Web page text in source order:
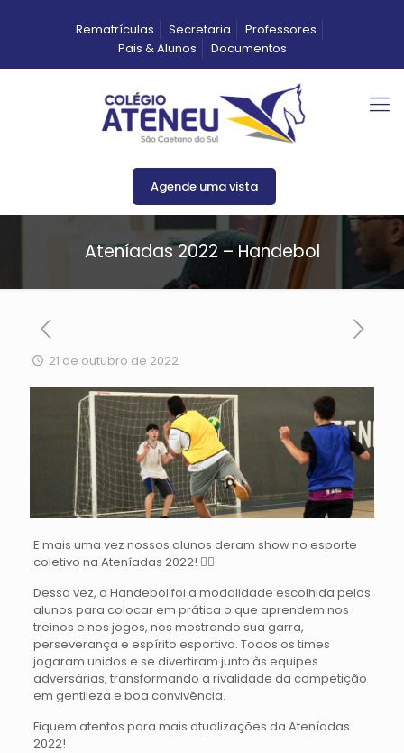
Rematrículas Secretaria
Professores
Pais & Alunos
Documentos
Agende uma vista
Ateníadas 2022 – Handebol
21 de outubro de 2022
E mais uma vez nossos alunos deram show no esporte
coletivo na Ateníadas 2022! 🤾‍♂️
Dessa vez, o Handebol foi a modalidade escolhida pelos
alunos para colocar em prática o que aprendem nos
treinos e nos jogos, nos mostrando sua garra,
perseverança e espírito esportivo. Todos os times
jogaram unidos e se divertiram junto às equipes
adversárias, transformando a rivalidade da competição
em gentileza e boa convivência.
Fiquem atentos para mais atualizações da Ateníadas
2022!